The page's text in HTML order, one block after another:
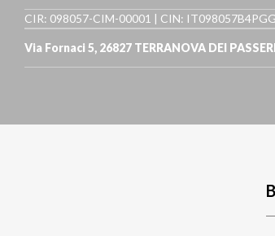
CIR: 098057-CIM-00001 | CIN:
Via Fornaci 5, 26827 TERRANOVA DEI